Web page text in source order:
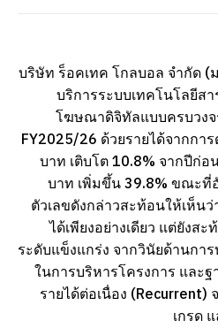
บริษัท ร็อคเทค โกลบอล จำกัด (
บริการระบบเทคโนโลยีส
โฆษณาดิจิทัลแบบครบวงจ
FY2025/26 ด้วยรายได้จากกา
บาท เติบโต 10.8% จากปีก่
บาท เพิ่มขึ้น 39.8% ขณะที่
ตัวเลขดังกล่าวสะท้อนให้เห็น
ได้เพียงอย่างเดียว แต่ยัง
ระดับแข็งแกร่ง จากวินัยด้านก
ในการบริหารโครงการ และ
รายได้ต่อเนื่อง (Recurrent)
เกรด